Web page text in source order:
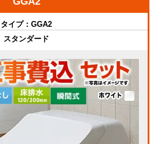
タイプ： GGA2
スタンダード